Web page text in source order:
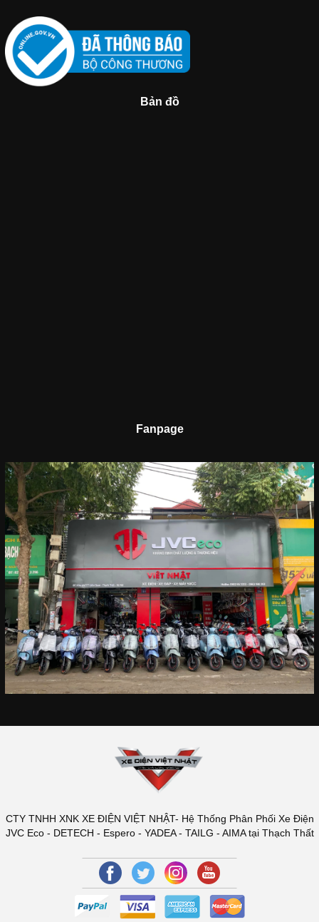
Bản đồ
Fanpage
CTY TNHH XNK XE ĐIỆN VIỆT NHẬT- Hệ Thống Phân Phối Xe Điện
JVC Eco - DETECH - Espero - YADEA - TAILG - AIMA tại Thạch Thất